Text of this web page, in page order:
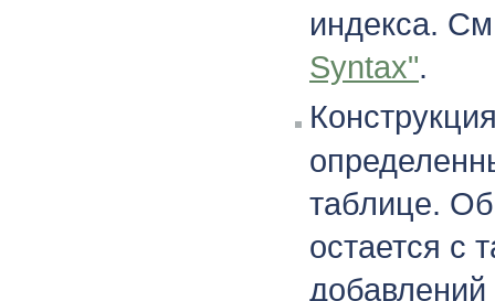
индекса.
Syntax".
таблице.
остается с